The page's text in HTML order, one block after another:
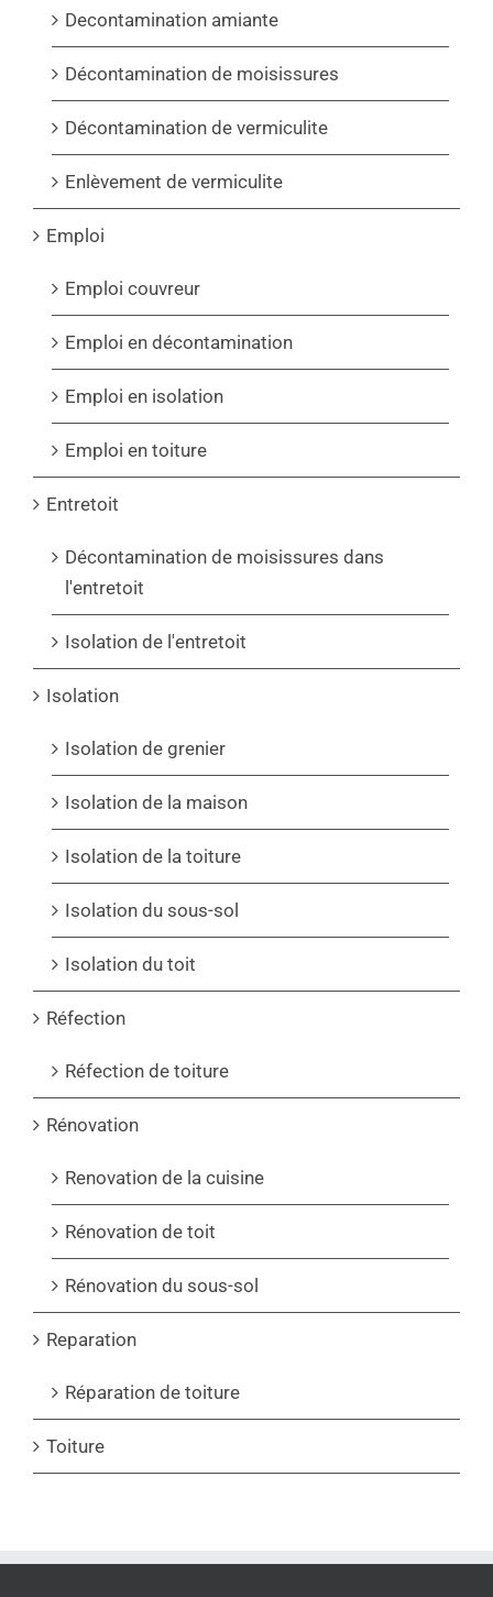
Decontamination amiante
Décontamination de moisissures
Décontamination de vermiculite
Enlèvement de vermiculite
Emploi
Emploi couvreur
Emploi en décontamination
Emploi en isolation
Emploi en toiture
Entretoit
Décontamination de moisissures dans
l'entretoit
Isolation de l'entretoit
Isolation
Isolation de grenier
Isolation de la maison
Isolation de la toiture
Isolation du sous-sol
Isolation du toit
Réfection
Réfection de toiture
Rénovation
Renovation de la cuisine
Rénovation de toit
Rénovation du sous-sol
Reparation
Réparation de toiture
Toiture